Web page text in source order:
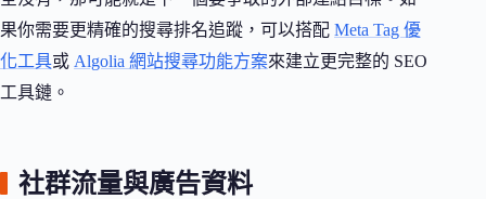
果你需要更精確的搜尋排名追蹤，可以搭配 Meta Tag 優
化工具或 Algolia 網站搜尋功能方案來建立更完整的 SEO
工具鏈。
社群流量與廣告資料